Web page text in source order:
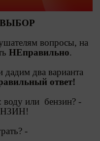
вопросы, на
НЕправильно.
два варианта
ответ!
воду или бензин? -
-